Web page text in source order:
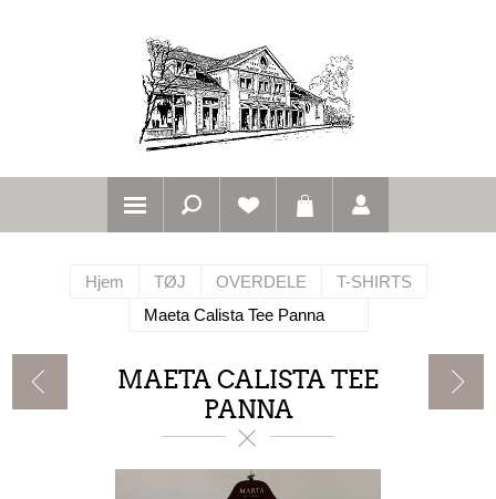
Hjem TØJ OVERDELE
T-SHIRTS
Maeta Calista Tee Panna
MAETA CALISTA TEE
PANNA